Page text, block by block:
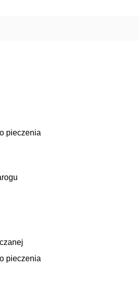
pieczenia
pieczenia